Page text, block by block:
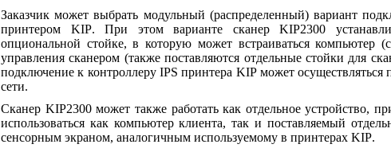
Заказчик может выбрать модульный (распределенный) вариант
принтером KIP. При этом варианте сканерKIP2300
опциональной стойке, в которую может встраиваться компьютер
управления сканером (также поставляются отдельные стойки для
подключение к контроллеру IPS принтера KIPможет осуществляться
сети.
Сканер KIP2300 может также работать как отдельное устройство,
использоваться как компьютер клиента, так и поставляемый
сенсорным экраном, аналогичным используемому в принтерах KIP.